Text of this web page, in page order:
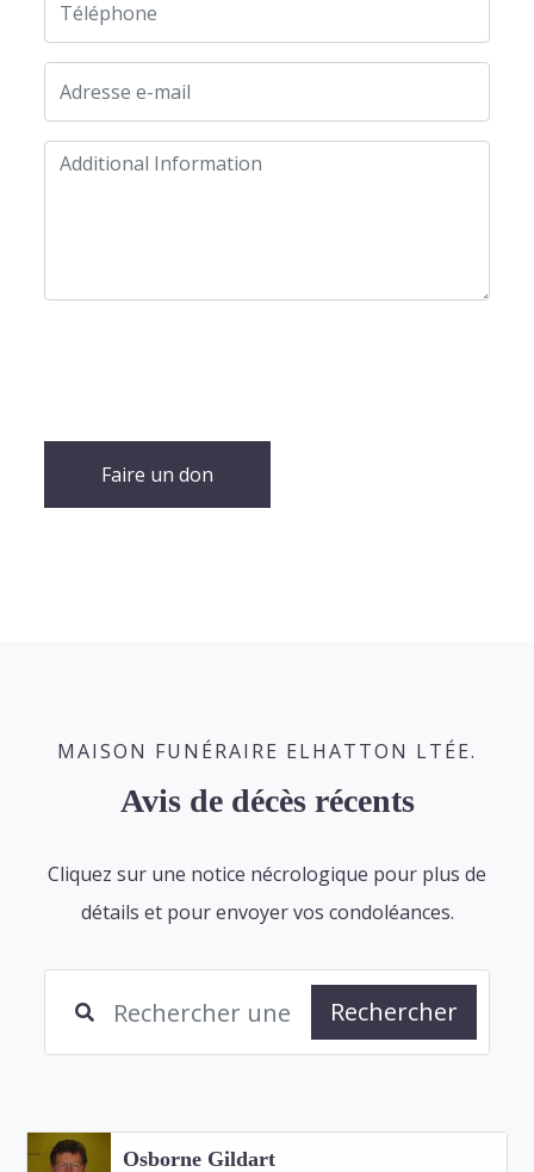
Faire un don
MAISON FUNÉRAIRE ELHATTON LTÉE.
Avis de décès récents
Cliquez sur une notice nécrologique pour plus de
détails et pour envoyer vos condoléances.
Rechercher
Osborne Gildart